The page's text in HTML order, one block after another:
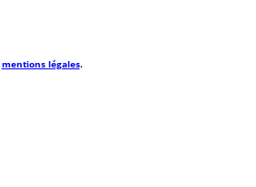
mentions légales.